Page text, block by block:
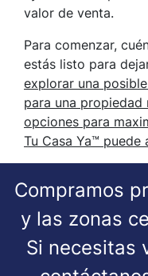
valor de venta.
Para comenzar,
estás listo para
explorar una
para una
opciones para
Tu Casa Ya™ puede
Compramos
y las zonas
Si necesitas